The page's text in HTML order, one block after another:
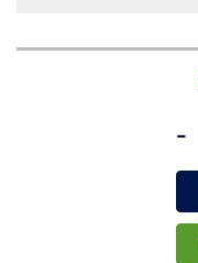
-